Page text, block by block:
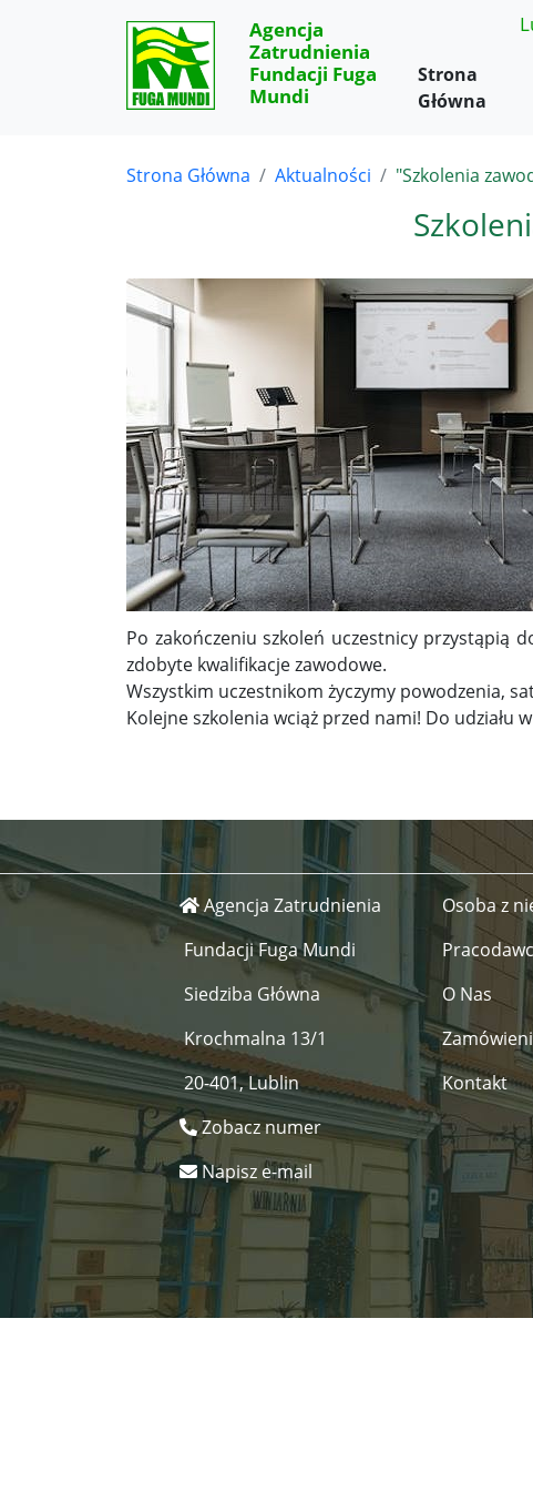
Agencja
Zatrudnienia
Fundacji Fuga
Mundi
Strona
Główna
Strona Główna Aktualności "Szkolenia
Po zakończeniu szkoleń uczestnicy przystąpią
zdobyte kwalifikacje zawodowe.
Wszystkim uczestnikom życzymy powodzenia,
Kolejne szkolenia wciąż przed nami! Do udziału
Agencja Zatrudnienia
Fundacji Fuga Mundi
Siedziba Główna
Krochmalna 13/1
20-401, Lublin
Zobacz numer
Napisz e-mail
Osoba z
O Nas
Kontakt